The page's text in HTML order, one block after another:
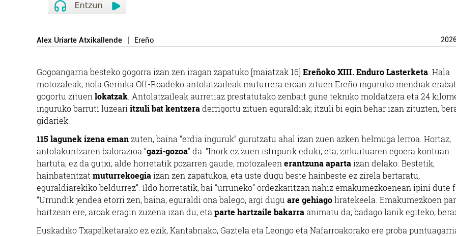
Alex Uriarte Atxikallende Ereño
Gogoangarria besteko gogorra izan zen iragan zapatuko [maiatzak 16] Ereñoko XIII. Enduro Lasterketa . Hala
motozaleak, nola Gernika Off-Roadeko antolatzaileak muturrera eroan zituen Ereño inguruko mendiak erabat
gogortu zituen lokatzak . Antolatzaileak aurretiaz prestatutako zenbait gune tekniko moldatzera eta 24
inguruko barruti luzeari itzuli bat kentzeraderrigortu zituen eguraldiak; itzuli bi egin behar izan zituzten,
gidariek.
115 lagunek izena eman zuten, baina “erdia inguruk” gurutzatu ahal izan zuen azken helmuga lerroa. Hortaz,
antolakuntzaren balorazioa “gazi-gozoa” da: “Inork ez zuen istripurik eduki, eta, zirkuituaren egoera kontuan
hartuta, ez da gutxi; alde horretatik pozarren gaude, motozaleen erantzuna apartaizan delako. Bestetik,
hainbatentzat muturrekoegiaizan zen zapatukoa, eta uste dugu beste hainbeste ez zirela bertaratu,
eguraldiarekiko beldurrez”. Ildo horretatik, bai “urruneko” ordezkaritzan nahiz emakumezkoenean ipini dute
“Urrundik jendea etorri zen, baina, eguraldi ona balego, argi dugu are gehiagoliratekeela. Emakumezkoen
hartzean ere, aroak eragin zuzena izan du, eta parte hartzaile bakarraanimatu da; badago lanik egiteko,
Euskadiko Txapelketarako ez ezik, Kantabriako, Gaztela eta Leongo eta Nafarroakorako ere proba